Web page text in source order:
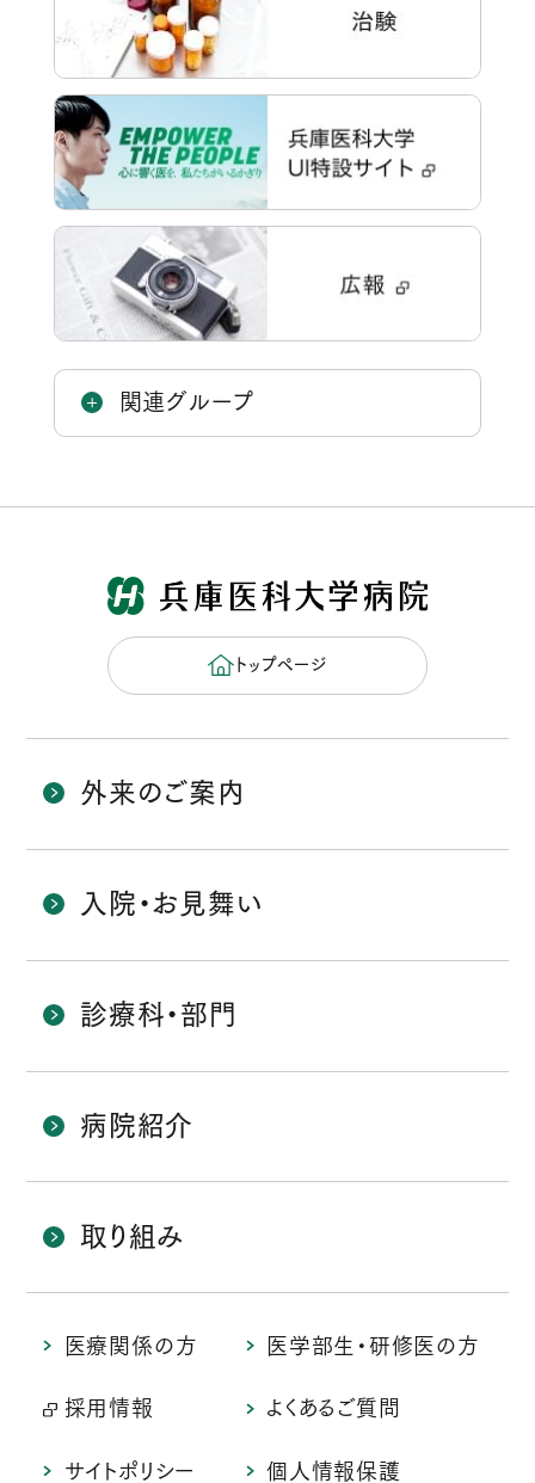
関連グループ
トップページ
外来のご案内
入院・お見舞い
診療科・部門
病院紹介
取り組み
医療関係の方 医学部生・研修医の方
採用情報 よくあるご質問
サイトポリシー 個人情報保護